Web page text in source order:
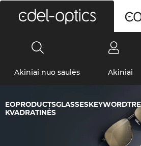
Akiniai nuo saulės Akiniai
KVADRATINĖS